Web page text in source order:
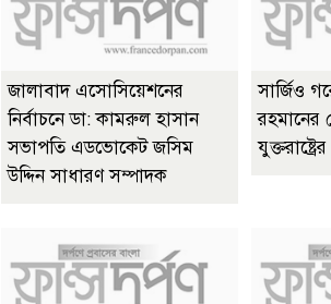
জালাবাদ এসোসিয়েশনের
নির্বাচনে ডা: কামরুল হাসান
সভাপতি এডভোকেট জসিম
উদ্দিন সাধারণ সম্পাদক
সার্জিও
রহমানের
যুক্তরাষ্ট্রের